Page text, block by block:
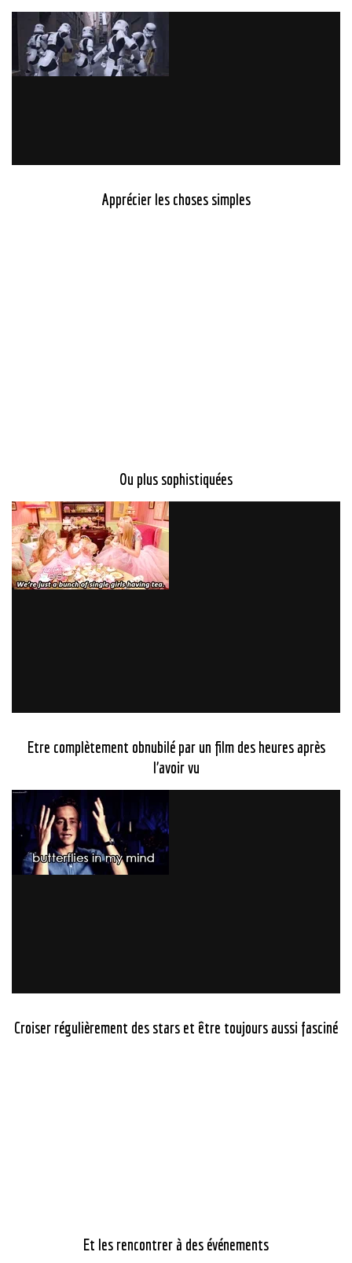
Apprécier les choses simples
Ou plus sophistiquées
Etre complètement obnubilé par un film des heures après
l’avoir vu
Croiser régulièrement des stars et être toujours aussi fasciné
Et les rencontrer à des événements